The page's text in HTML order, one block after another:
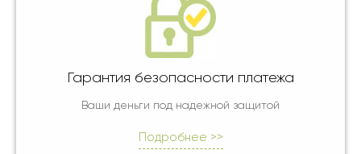
Гарантия безопасности платежа
Ваши деньги под надежной защитой
Подробнее >>